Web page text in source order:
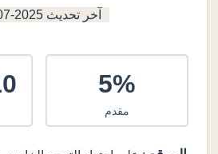
آخر تحديث2025-07-14
5%
مقدم
10